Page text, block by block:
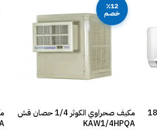
18300
٪12
خصم
مكيف صحراوي الكوثر 1/4 حصان قش
KAW1/4HPQA